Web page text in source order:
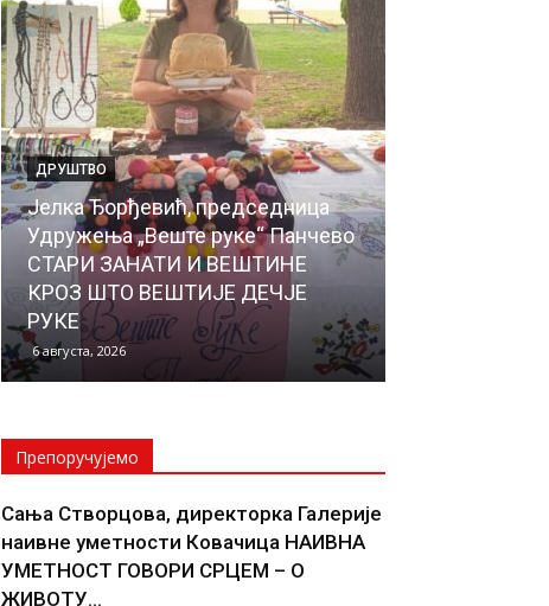
ДРУШТВО
Јелка Ђорђевић, председница
Удружења „Веште руке“ Панчево
СТАРИ ЗАНАТИ И ВЕШТИНЕ
КРОЗ ШТО ВЕШТИЈЕ ДЕЧЈЕ
РУКЕ
6 августа, 2026
Препоручујемо
Сања Створцова, директорка Галерије
наивне уметности Ковачица НАИВНА
УМЕТНОСТ ГОВОРИ СРЦЕМ – О
ЖИВОТУ...